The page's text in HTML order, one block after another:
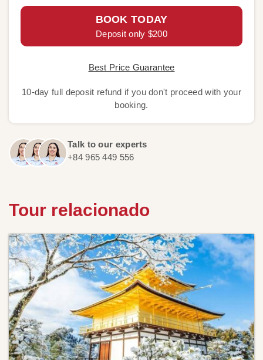
BOOK TODAY
Deposit only $200
Best Price Guarantee
10-day full deposit refund if you don't proceed with your
booking.
Talk to our experts
+84 965 449 556
Tour relacionado